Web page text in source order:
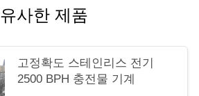
유사한 제품
고정확도 스테인리스 전기
2500 BPH 충전물 기계